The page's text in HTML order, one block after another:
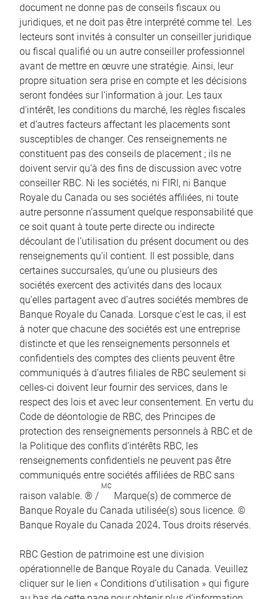
document ne donne pas de conseils fiscaux ou
juridiques, et ne doit pas être interprété comme tel. Les
lecteurs sont invités à consulter un conseiller juridique
ou fiscal qualifié ou un autre conseiller professionnel
avant de mettre en œuvre une stratégie. Ainsi, leur
propre situation sera prise en compte et les décisions
seront fondées sur l’information à jour. Les taux
d’intérêt, les conditions du marché, les règles fiscales
et d’autres facteurs affectant les placements sont
susceptibles de changer. Ces renseignements ne
constituent pas des conseils de placement ; ils ne
doivent servir qu’à des fins de discussion avec votre
conseiller RBC. Ni les sociétés, ni FIRI, ni Banque
Royale du Canada ou ses sociétés affiliées, ni toute
autre personne n’assument quelque responsabilité que
ce soit quant à toute perte directe ou indirecte
découlant de l’utilisation du présent document ou des
renseignements qu’il contient. Il est possible, dans
certaines succursales, qu’une ou plusieurs des
sociétés exercent des activités dans des locaux
qu’elles partagent avec d’autres sociétés membres de
Banque Royale du Canada. Lorsque c’est le cas, il est
à noter que chacune des sociétés est une entreprise
distincte et que les renseignements personnels et
confidentiels des comptes des clients peuvent être
communiqués à d’autres filiales de RBC seulement si
celles-ci doivent leur fournir des services, dans le
respect des lois et avec leur consentement. En vertu du
Code de déontologie de RBC, des Principes de
protection des renseignements personnels à RBC et de
la Politique des conflits d’intérêts RBC, les
renseignements confidentiels ne peuvent pas être
communiqués entre sociétés affiliées de RBC sans
raison valable. ® /
MC
Marque(s) de commerce de
Banque Royale du Canada utilisée(s) sous licence. ©
Banque Royale du Canada 2024. Tous droits réservés.
RBC Gestion de patrimoine est une division
opérationnelle de Banque Royale du Canada. Veuillez
cliquer sur le lien « Conditions d’utilisation » qui figure